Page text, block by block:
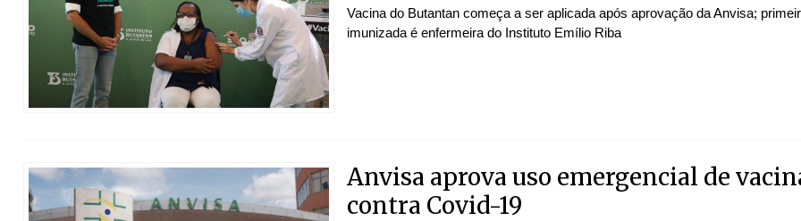
Vacina do Butantan começa a ser aplicada após aprovação da Anvisa;
imunizada é enfermeira do Instituto Emílio Riba
Anvisa aprova uso emergencial de
contra Covid-19